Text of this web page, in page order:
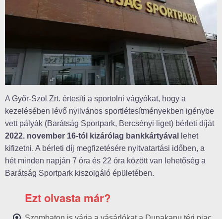
A Győr-Szol Zrt. értesíti a sportolni vágyókat, hogy a
kezelésében lévő nyilvános sportlétesítményekben igénybe
vett pályák (Barátság Sportpark, Bercsényi liget) bérleti díját
2022. november 16-tól kizárólag bankkártyával
lehet
kifizetni. A bérleti díj megfizetésére nyitvatartási időben, a
hét minden napján 7 óra és 22 óra között van lehetőség a
Barátság Sportpark kiszolgáló épületében.
Ezt olvasta már?